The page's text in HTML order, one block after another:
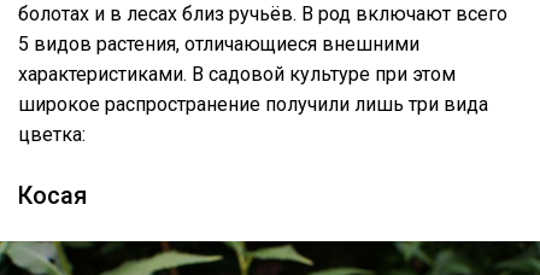
болотах и в лесах близ ручьёв. В род включают всего
5 видов растения, отличающиеся внешними
характеристиками. В садовой культуре при этом
широкое распространение получили лишь три вида
цветка:
Косая